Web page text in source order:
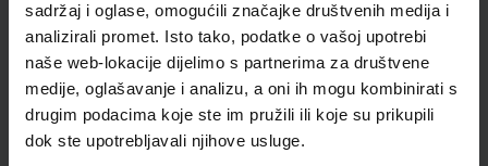
sadržaj i oglase, omogućili značajke društvenih medija i
analizirali promet. Isto tako, podatke o vašoj upotrebi
naše web-lokacije dijelimo s partnerima za društvene
medije, oglašavanje i analizu, a oni ih mogu kombinirati s
drugim podacima koje ste im pružili ili koje su prikupili
dok ste upotrebljavali njihove usluge.
MOJ SRETNI BROJ 3; zbirka zadataka za matematiku u
trećem razredu osnovne škole
Autor(i):Sanja Jakovljević Rogić Dubravka Miklec Graciella Prtajin
Nakladnik:ŠKOLSKA KNJIGA d.d.
Registarski broj ministarstva: